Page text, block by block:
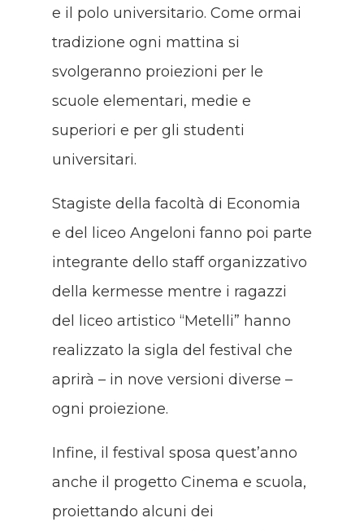
e il polo universitario. Come ormai
tradizione ogni mattina si
svolgeranno proiezioni per le
scuole elementari, medie e
superiori e per gli studenti
universitari.
Stagiste della facoltà di Economia
e del liceo Angeloni fanno poi parte
integrante dello staff organizzativo
della kermesse mentre i ragazzi
del liceo artistico “Metelli” hanno
realizzato la sigla del festival che
aprirà – in nove versioni diverse –
ogni proiezione.
Infine, il festival sposa quest’anno
anche il progetto Cinema e scuola,
proiettando alcuni dei